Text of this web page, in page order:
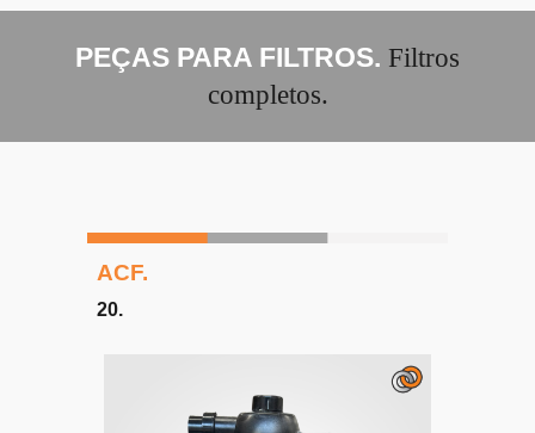
PEÇAS PARA FILTROS. Filtros
completos.
ACF.
20.